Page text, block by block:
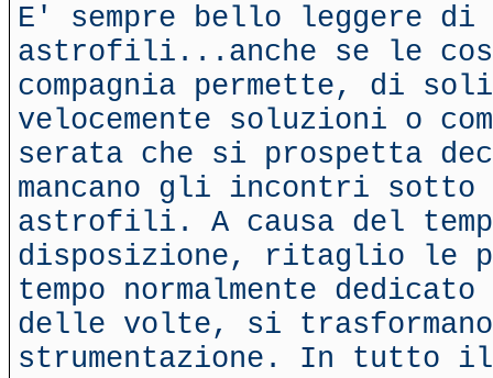
E' sempre bello leggere
astrofili...anche se le
compagnia permette, di
velocemente soluzioni o
serata che si prospetta
mancano gli incontri
astrofili. A causa del
disposizione, ritaglio le
tempo normalmente
delle volte, si
strumentazione. In tutto